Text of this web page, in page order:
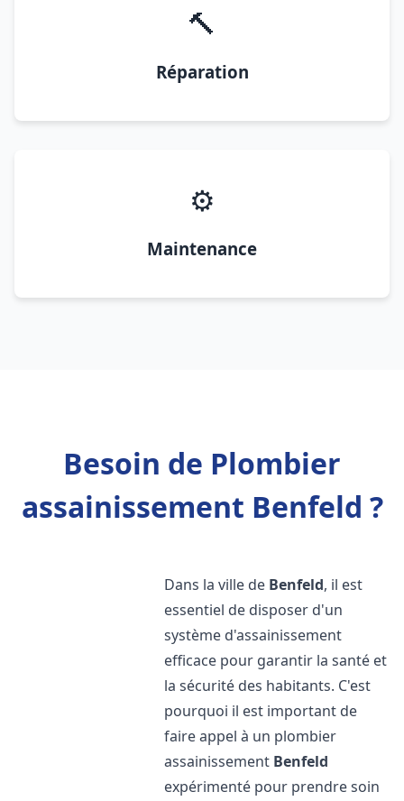
🔨
Réparation
⚙️
Maintenance
Besoin de Plombier
assainissement Benfeld ?
Dans la ville de Benfeld, il est
essentiel de disposer d'un
système d'assainissement
efficace pour garantir la santé et
la sécurité des habitants. C'est
pourquoi il est important de
faire appel à un plombier
assainissement Benfeld
expérimenté pour prendre soin